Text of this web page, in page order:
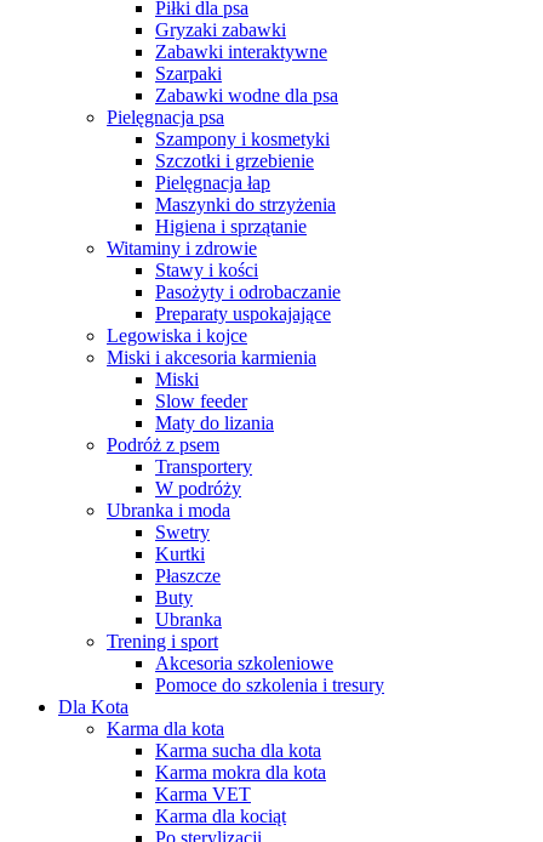
Piłki dla psa
Gryzaki zabawki
Zabawki interaktywne
Szarpaki
Zabawki wodne dla psa
Pielęgnacja psa
Szampony i kosmetyki
Szczotki i grzebienie
Pielęgnacja łap
Maszynki do strzyżenia
Higiena i sprzątanie
Witaminy i zdrowie
Stawy i kości
Pasożyty i odrobaczanie
Preparaty uspokajające
Legowiska i kojce
Miski i akcesoria karmienia
Miski
Slow feeder
Maty do lizania
Podróż z psem
Transportery
W podróży
Ubranka i moda
Swetry
Kurtki
Płaszcze
Buty
Ubranka
Trening i sport
Akcesoria szkoleniowe
Pomoce do szkolenia i tresury
Dla Kota
Karma dla kota
Karma sucha dla kota
Karma mokra dla kota
Karma VET
Karma dla kociąt